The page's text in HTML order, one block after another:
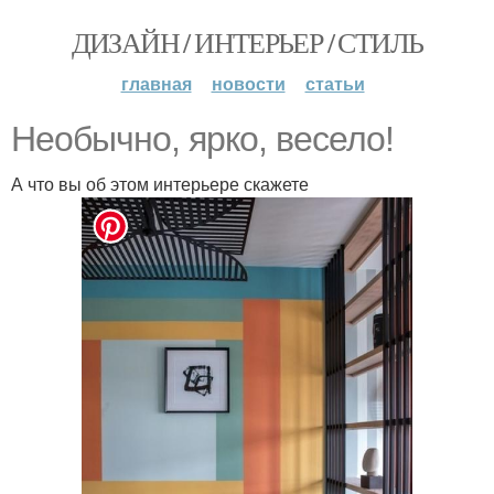
ДИЗАЙН / ИНТЕРЬЕР / СТИЛЬ
главная новости статьи
Необычно, ярко, весело!
А что вы об этом интерьере скажете